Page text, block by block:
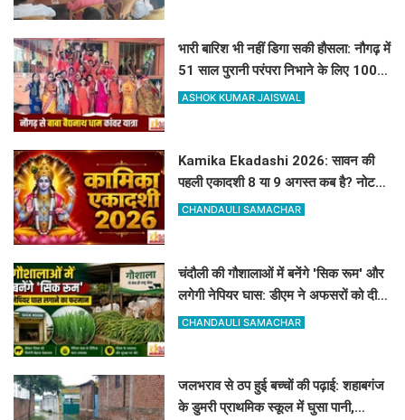
भारी बारिश भी नहीं डिगा सकी हौसला: नौगढ़ में
51 साल पुरानी परंपरा निभाने के लिए 100 से
अधिक कांवरिए बाबा बैद्यनाथ धाम के लिए
ASHOK KUMAR JAISWAL
Kamika Ekadashi 2026: सावन की
पहली एकादशी 8 या 9 अगस्त कब है? नोट
करें सही तारीख, मुहूर्त और पारण का समय
CHANDAULI SAMACHAR
चंदौली की गौशालाओं में बनेंगे 'सिक रूम' और
लगेगी नेपियर घास: डीएम ने अफसरों को दी 1
सप्ताह की मोहलत
CHANDAULI SAMACHAR
जलभराव से ठप हुई बच्चों की पढ़ाई: शहाबगंज
के डुमरी प्राथमिक स्कूल में घुसा पानी,